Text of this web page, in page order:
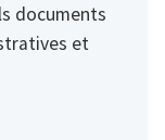
documents
et